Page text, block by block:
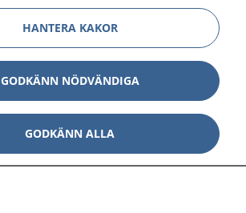
Visa
Visa
Visa
HANTERA KAKOR
GODKÄNN NÖDVÄNDIGA
GODKÄNN ALLA